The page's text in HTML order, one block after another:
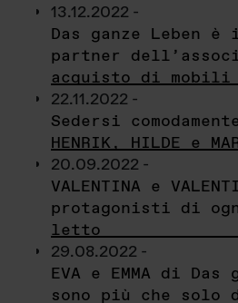
13.12.2022 -
Das ganze Leben è
partner
acquisto di mobili
22.11.2022 -
Sedersi
HENRIK, HILDE e
20.09.2022 -
VALENTINA e
protagonisti di
letto
29.08.2022 -
EVA e EMMA di Das
sono più che solo